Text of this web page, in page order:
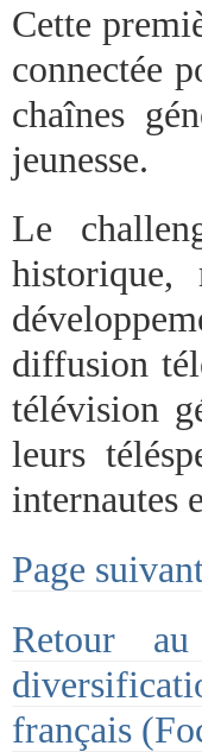
Cette
connectée
chaînes
jeunesse.
Le
diffusion
télévision
leurs
internautes
Page
Retour
français